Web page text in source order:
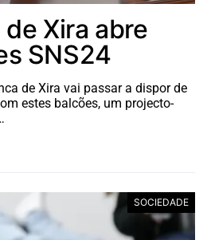
Xira abre
SNS24
de Xira vai passar a dispor de
estes balcões, um projecto-
SOCIEDADE